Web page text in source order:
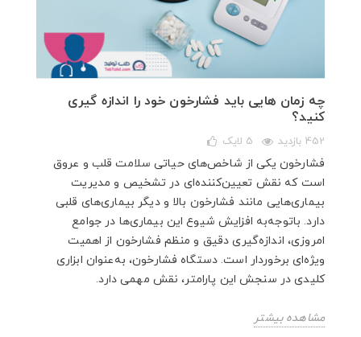
چه زمان هایی باید فشارخون خود را اندازه‌ گیری
کنید؟
452 بازدید 5 لایک
فشارخون یکی از شاخص‌های حیاتی سلامت قلب و عروق
است که نقش تعیین‌کننده‌ای در تشخیص و مدیریت
بیماری‌هایی مانند فشارخون بالا و دیگر بیماری‌های قلبی
دارد. باتوجه‌به افزایش شیوع این بیماری‌ها در جوامع
امروزی، اندازه‌گیری دقیق و منظم فشارخون از اهمیت
ویژه‌ای برخوردار است. دستگاه فشارخون، به‌عنوان ابزاری
کلیدی در سنجش این پارامتر، نقش مهمی دارد.
مشاهده بیشتر